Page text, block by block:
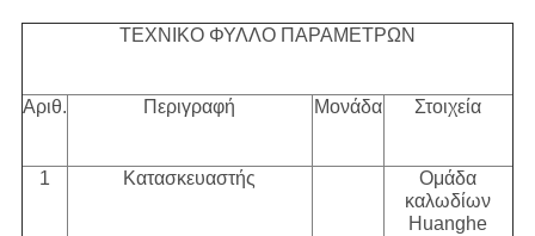
ΤΕΧΝΙΚΟ ΦΥΛΛΟ ΠΑΡΑΜΕΤΡΩΝ
Αριθ. Περιγραφή Μονάδα Στοιχεία
1 Κατασκευαστής
Ομάδα
καλωδίων
Huanghe